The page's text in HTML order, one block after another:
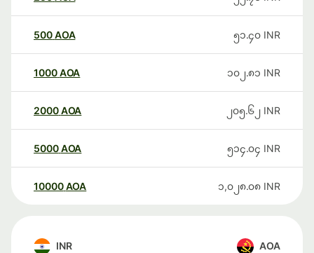
500AOA ၅၁.၄၀ INR
1000AOA ၁၀၂.၈၁ INR
2000AOA ၂၀၅.၆၂ INR
5000AOA ၅၁၄.၀၄ INR
10000 AOA ၁,၀၂၈.၀၈ INR
INR AOA